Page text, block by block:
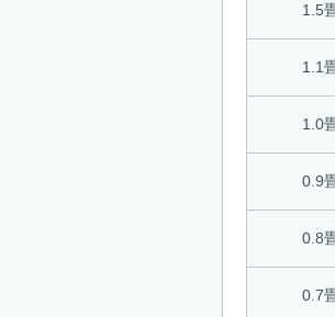
1.5
1.1
1.0
0.9
0.8
0.7